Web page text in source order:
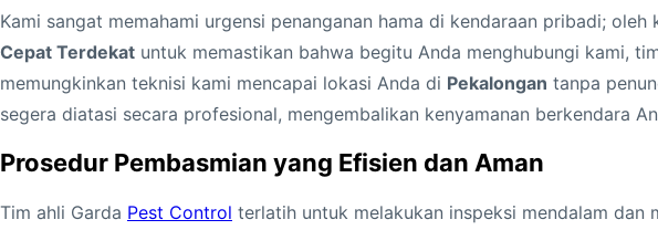
e
m
b
a
Kami sangat memahami urgensi penanganan hama di kendaraan pribadi; oleh
Cepat Terdekat untuk memastikan bahwa begitu Anda menghubungi kami,
memungkinkan teknisi kami mencapai lokasi Anda di Pekalongan tanpa
segera diatasi secara profesional, mengembalikan kenyamanan berkendara
Prosedur Pembasmian yang Efisien dan Aman
Tim ahli Garda Pest Control terlatih untuk melakukan inspeksi mendalam